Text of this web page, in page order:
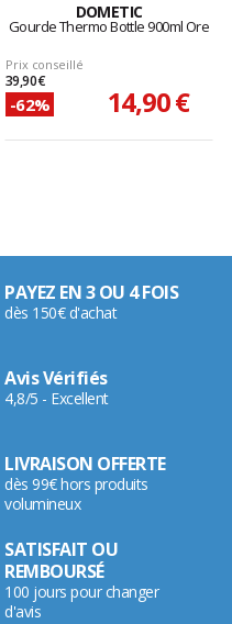
DOMETIC
Gourde Thermo Bottle 900ml Ore
Prix conseillé
39,90 €
-62% 14,90 €
PAYEZ EN 3 OU 4 FOIS
dès 150€ d'achat
Avis Vérifiés
4,8/5 - Excellent
LIVRAISON OFFERTE
dès 99€ hors produits
volumineux
SATISFAIT OU
REMBOURSÉ
100 jours pour changer
d'avis